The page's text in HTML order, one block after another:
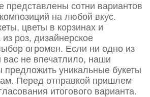
представлены сотни вариантов
на любой вкус.
цветы в корзинах и
роз, дизайнерское
огромен. Если ни одно из
вас не впечатлило, наши
уникальные букеты
Перед отправкой пришлем
итогового варианта.